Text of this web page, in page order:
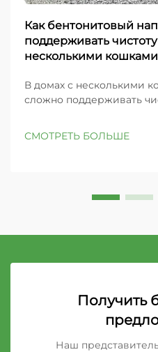
Как бентонитовый
поддерживать
несколькими кошками
В домах с несколькими
сложно поддерживать
способного выдерживать
СМОТРЕТЬ БОЛЬШЕ
Получить
Наш